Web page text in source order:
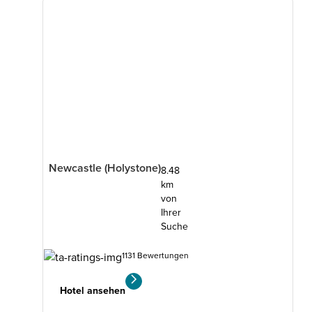
Newcastle (Holystone)8.48
km
von
Ihrer
Suche
1131 Bewertungen
Hotel ansehen